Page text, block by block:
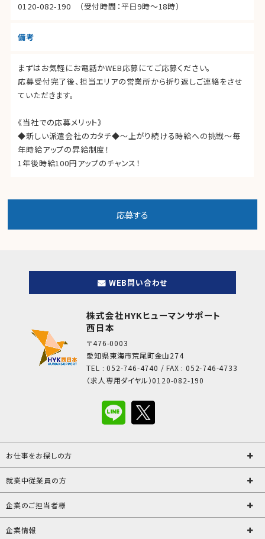
0120-082-190 （受付時間：平日9時～18時）
備考
まずはお気軽にお電話かWEB応募にてご応募ください。
応募受付完了後、担当エリアの営業所から折り返しご連絡をさせ
ていただきます。
《当社での応募メリット》
◆新しい派遣会社のカタチ◆～上がり続ける時給への挑戦～毎
年時給アップの昇給制度！
1年後時給100円アップのチャンス！
WEB問い合わせ
株式会社HYKヒューマンサポート
西日本
〒476-0003
愛知県東海市荒尾町金山274
TEL : 052-746-4740 / FAX : 052-746-4733
（求人専用ダイヤル）0120-082-190
お仕事をお探しの方
就業中従業員の方
企業のご担当者様
企業情報